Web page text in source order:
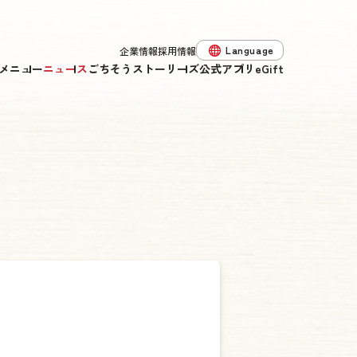
ニューニュースごちそうストーリーズ公式アプリ eGift
企業情報採用情報 Language